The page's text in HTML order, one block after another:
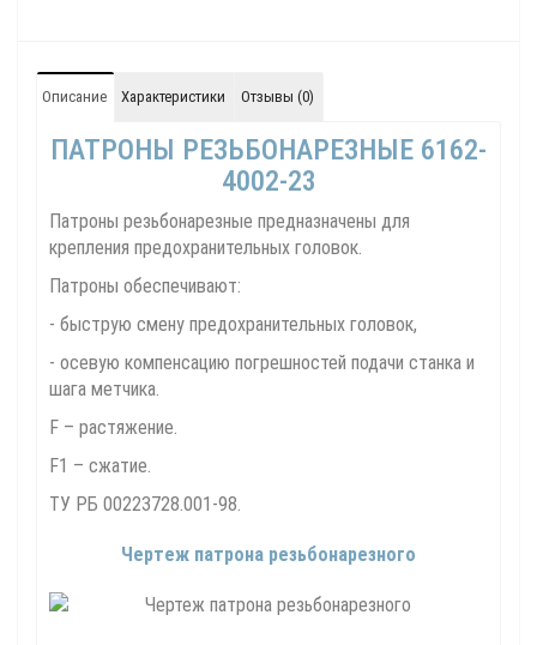
Описание Характеристики Отзывы (0)
ПАТРОНЫ РЕЗЬБОНАРЕЗНЫЕ 6162-
4002-23
Патроны резьбонарезные предназначены для
крепления предохранительных головок.
Патроны обеспечивают:
- быструю смену предохранительных головок,
- осевую компенсацию погрешностей подачи станка и
шага метчика.
F – растяжение.
F1 – сжатие.
ТУ РБ 00223728.001-98.
Чертеж патрона резьбонарезного